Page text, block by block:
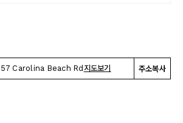
Carolina Beach Rd 지도보기 주소복사